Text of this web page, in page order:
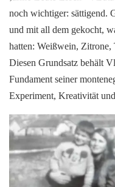
noch wichtiger: sättigend.
und mit all dem gekocht,
hatten: Weißwein,
Diesen Grundsatz behält
Fundament seiner
Experiment, Kreativität